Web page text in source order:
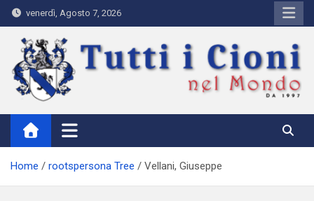
Skip
to
content
venerdì, Agosto 7, 2026
Tutti i Cioni nel Mondo
Where Cioni`s come from
Home rootspersona Tree Vellani, Giuseppe